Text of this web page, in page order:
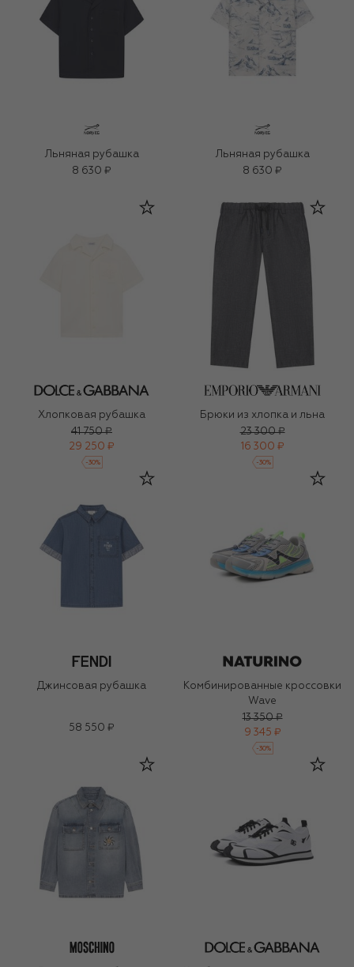
Льняная рубашка
8 630 ₽
Льняная рубашка
8 630 ₽
Хлопковая рубашка
41 750 ₽
29 250 ₽
-30%
Брюки из хлопка и льна
23 300 ₽
16 300 ₽
-30%
Джинсовая рубашка
58 550 ₽
Комбинированные кроссовки
Wave
13 350 ₽
9 345 ₽
-30%